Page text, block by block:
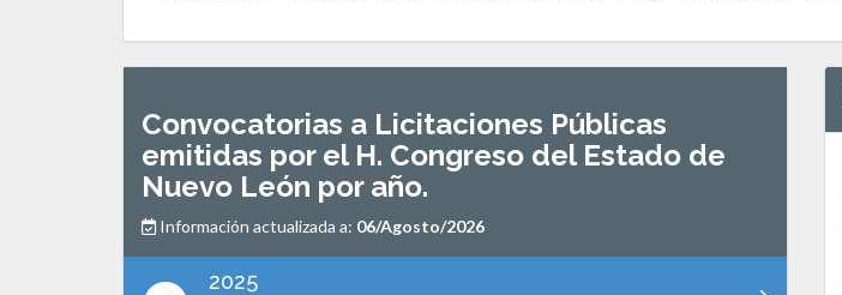
Convocatorias a Licitaciones Públicas
emitidas por el H. Congreso del Estado de
Nuevo León por año.
Información actualizada a: 06/Agosto/2026
2025